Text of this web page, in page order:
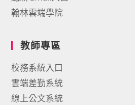
翰林雲端學院
教師專區
校務系統入口
雲端差勤系統
線上公文系統